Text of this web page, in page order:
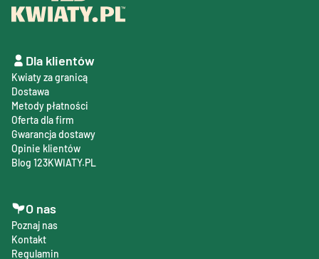
Dla klientów
Kwiaty za granicą
Dostawa
Metody płatności
Oferta dla firm
Gwarancja dostawy
Opinie klientów
Blog 123KWIATY.PL
O nas
Poznaj nas
Kontakt
Regulamin